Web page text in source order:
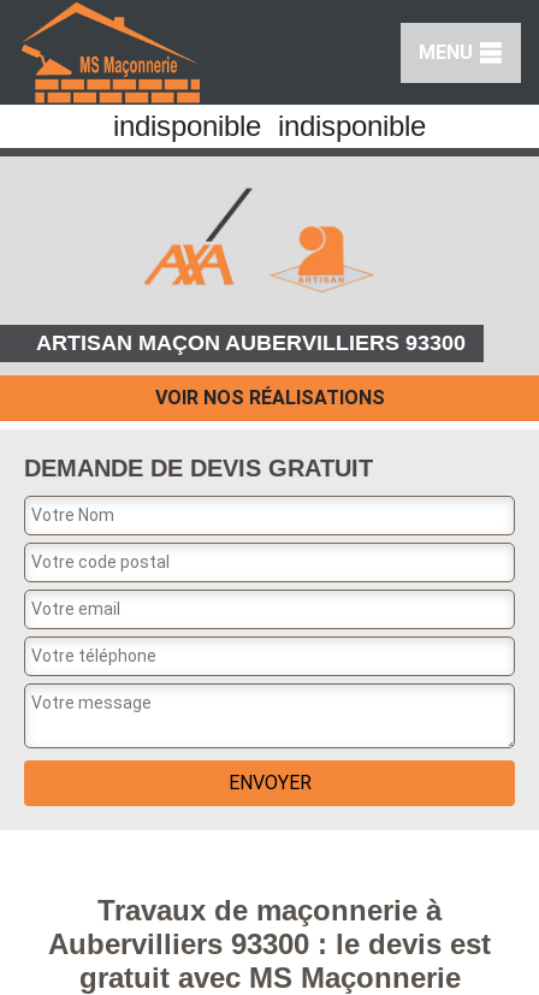
MENU
indisponible indisponible
ARTISAN MAÇON AUBERVILLIERS 93300
VOIR NOS RÉALISATIONS
DEMANDE DE DEVIS GRATUIT
Travaux de maçonnerie à
Aubervilliers 93300 : le devis est
gratuit avec MS Maçonnerie